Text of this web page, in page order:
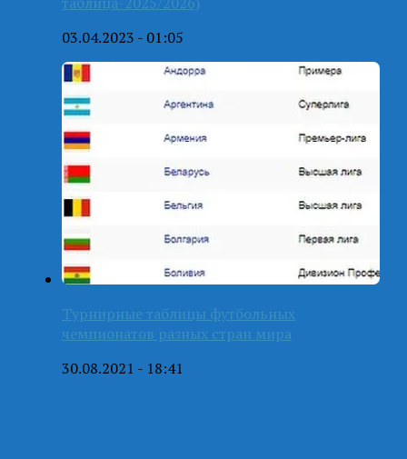
03.04.2023 - 01:05
Турнирные таблицы футбольных
чемпионатов разных стран мира
30.08.2021 - 18:41